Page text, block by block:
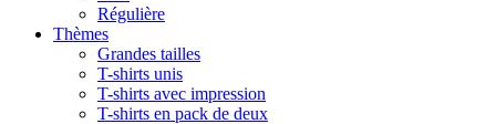
Régulière
Thèmes
Grandes tailles
T-shirts unis
T-shirts avec impression
T-shirts en pack de deux